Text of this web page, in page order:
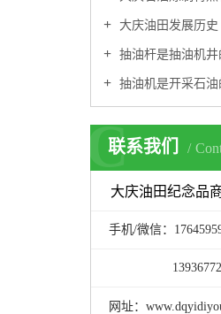
大庆油田发展历史
抽油杆是抽油机
抽油机是开采石
联系我们
C
大庆油田纪念品
手机/微信：
网址：